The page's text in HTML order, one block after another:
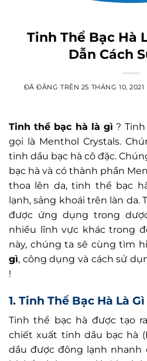
Tinh Thể Bạc Hà
Dẫn Cách
ĐÃ ĐĂNG TRÊN 25 THÁNG 10, 2021
Tinh thể bạc hà là gì ?
gọi là Menthol Crystals.
tinh dầu bạc hà cô đặc.
bạc hà và có thành phần
thoa lên da, tinh thể bạc
lạnh, sảng khoái trên làn da.
được ứng dụng trong
nhiều lĩnh vực khác trong
này, chúng ta sẽ cùng tìm
gì, công dụng và cách sử
!
1. Tinh Thể Bạc Hà Là Gì
Tinh thể bạc hà được tạo
chiết xuất tinh dầu bạc hà
dầu được đông lạnh